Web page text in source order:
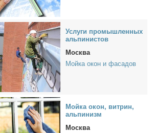
Услу­ги про­мыш­лен­ных
аль­пи­ни­стов
Москва
Мойка окон и фасадов
Мой­ка окон, вит­рин,
аль­пи­низм
Москва